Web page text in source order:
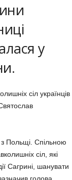
у
сіл українців
з Польщі. Спільною
сіл, які
Сагрині, шанувати